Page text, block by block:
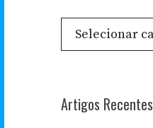
Consulte
Artigos Recentes